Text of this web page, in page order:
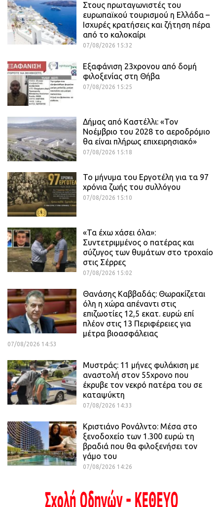
Στους πρωταγωνιστές του
ευρωπαϊκού τουρισμού η Ελλάδα –
Ισχυρές κρατήσεις και ζήτηση πέρα
από το καλοκαίρι
07/08/2026 15:32
Εξαφάνιση 23χρονου από δομή
φιλοξενίας στη Θήβα
07/08/2026 15:25
Δήμας από Καστέλλι: «Τον
Νοέμβριο του 2028 το αεροδρόμιο
θα είναι πλήρως επιχειρησιακό»
07/08/2026 15:18
Το μήνυμα του Εργοτέλη για τα 97
χρόνια ζωής του συλλόγου
07/08/2026 15:10
«Τα έχω χάσει όλα»:
Συντετριμμένος ο πατέρας και
σύζυγος των θυμάτων στο τροχαίο
στις Σέρρες
07/08/2026 15:02
Θανάσης Καββαδάς: Θωρακίζεται
όλη η χώρα απέναντι στις
επιζωοτίες 12,5 εκατ. ευρώ επί
πλέον στις 13 Περιφέρειες για
μέτρα βιοασφάλειας
07/08/2026 14:53
Μυστράς: 11 μήνες φυλάκιση με
αναστολή στον 55χρονο που
έκρυβε τον νεκρό πατέρα του σε
καταψύκτη
07/08/2026 14:33
Κριστιάνο Ρονάλντο: Μέσα στο
ξενοδοχείο των 1.300 ευρώ τη
βραδιά που θα φιλοξενήσει τον
γάμο του
07/08/2026 14:26